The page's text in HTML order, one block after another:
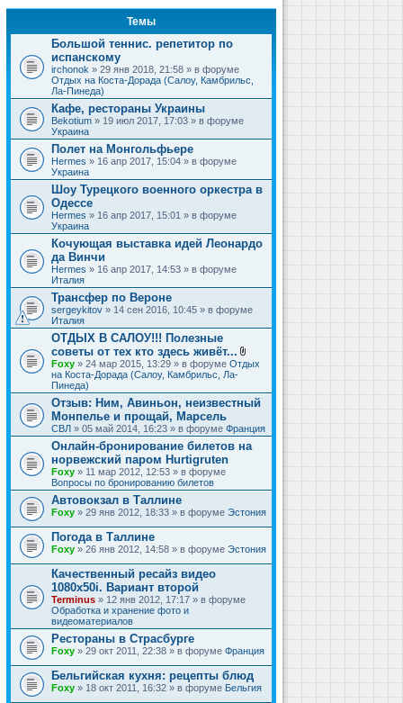
Темы
Большой теннис. репетитор по
испанскому
irchonok » 29 янв 2018, 21:58 » в форуме
Отдых на Коста-Дорада (Салоу, Камбрильс,
Ла-Пинеда)
Кафе, рестораны Украины
Bekotium » 19 июл 2017, 17:03 » в форуме
Украина
Полет на Монгольфьере
Hermes » 16 апр 2017, 15:04 » в форуме
Украина
Шоу Турецкого военного оркестра в
Одессе
Hermes » 16 апр 2017, 15:01 » в форуме
Украина
Кочующая выставка идей Леонардо
да Винчи
Hermes » 16 апр 2017, 14:53 » в форуме
Италия
Трансфер по Вероне
sergeykitov » 14 сен 2016, 10:45 » в форуме
Италия
ОТДЫХ В САЛОУ!!! Полезные
советы от тех кто здесь живёт...
В
л
ж
е
и
я
Foxy » 24 мар 2015, 13:29 » в форуме Отдых
на Коста-Дорада (Салоу, Камбрильс, Ла-
Пинеда)
Отзыв: Ним, Авиньон, неизвестный
Монпелье и прощай, Марсель
СВЛ » 05 май 2014, 16:23 » в форуме Франция
Онлайн-бронирование билетов на
норвежский паром Hurtigruten
Foxy » 11 мар 2012, 12:53 » в форуме
Вопросы по бронированию билетов
Автовокзал в Таллине
Foxy » 29 янв 2012, 18:33 » в форуме Эстония
Погода в Таллине
Foxy » 26 янв 2012, 14:58 » в форуме Эстония
Качественный ресайз видео
1080x50i. Вариант второй
Terminus » 12 янв 2012, 17:17 » в форуме
Обработка и хранение фото и
видеоматериалов
Рестораны в Страсбурге
Foxy » 29 окт 2011, 22:38 » в форуме Франция
Бельгийская кухня: рецепты блюд
Foxy » 18 окт 2011, 16:32 » в форуме Бельгия